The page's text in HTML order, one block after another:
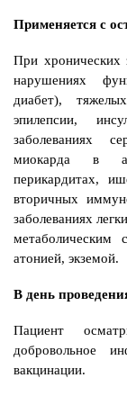
Применяется с
При хронических
нарушениях
диабет),
эпилепсии,
заболеваниях
миокарда в
перикардитах,
вторичных
заболеваниях
метаболическим
атонией, экземой.
В день
Пациент
добровольное
вакцинации.